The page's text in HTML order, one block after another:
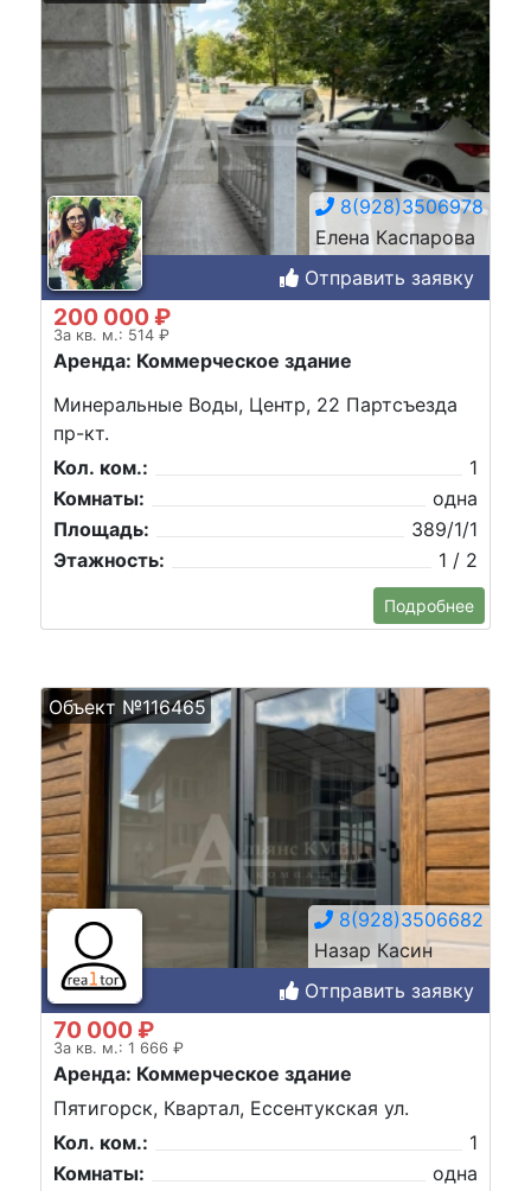
8(928)3506978
Елена Каспарова
Отправить заявку
200 000 ₽
За кв. м.: 514 ₽
Аренда: Коммерческое здание
Минеральные Воды, Центр, 22 Партсъезда
пр-кт.
Кол. ком.:
1
Комнаты:
одна
Площадь:
389/1/1
Этажность:
1 / 2
Подробнее
Объект №116465
8(928)3506682
Назар Касин
Отправить заявку
70 000 ₽
За кв. м.: 1 666 ₽
Аренда: Коммерческое здание
Пятигорск, Квартал, Ессентукская ул.
Кол. ком.:
1
Комнаты:
одна